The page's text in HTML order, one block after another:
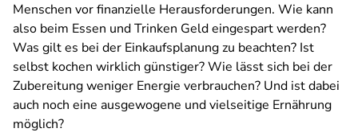
Menschen vor finanzielle Herausforderungen. Wie kann
also beim Essen und Trinken Geld eingespart werden?
Was gilt es bei der Einkaufsplanung zu beachten? Ist
selbst kochen wirklich günstiger? Wie lässt sich bei der
Zubereitung weniger Energie verbrauchen? Und ist dabei
auch noch eine ausgewogene und vielseitige Ernährung
möglich?